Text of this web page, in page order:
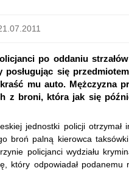
po oddaniu
posługując się
mu auto. Mężczyzna
z broni, która jak się
jednostki policji
broń palną kierowca
policjanci wydziału
który odpowiadał podanemu